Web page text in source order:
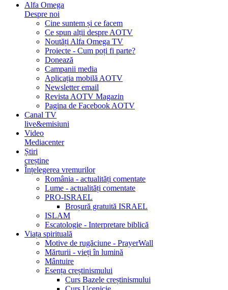
Alfa Omega
Despre noi
Cine suntem și ce facem
Ce spun alții despre AOTV
Noutăți Alfa Omega TV
Proiecte - Cum poți fi parte?
Donează
Campanii media
Aplicația mobilă AOTV
Newsletter email
Revista AOTV Magazin
Pagina de Facebook AOTV
Canal TV
live&emisiuni
Video
Mediacenter
Știri
creștine
Înțelegerea vremurilor
România - actualități comentate
Lume - actualități comentate
PRO-ISRAEL
Broșură gratuită ISRAEL
ISLAM
Escatologie - Interpretare biblică
Viața spirituală
Motive de rugăciune - PrayerWall
Mărturii - vieți în lumină
Mântuire
Esența creștinismului
Curs Bazele creștinismului